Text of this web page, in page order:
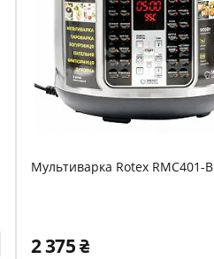
Мультиварка Rotex RMC401-B
2 375